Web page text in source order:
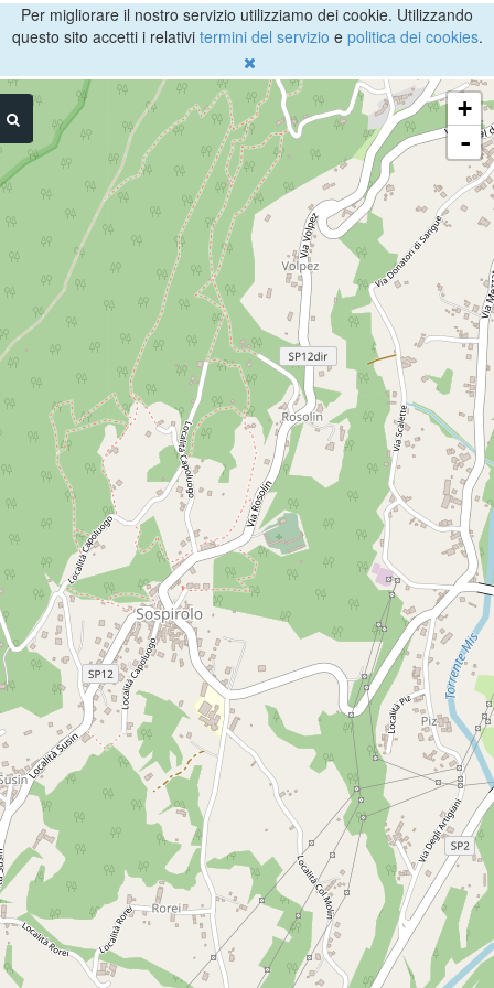
Per migliorare il nostro servizio utilizziamo dei cookie. Utilizzando
questo sito accetti i relativi termini del servizio e politica dei cookies.
+
-